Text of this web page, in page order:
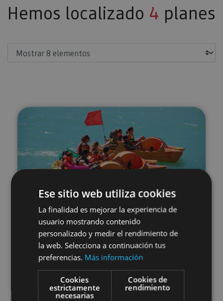
Hemos localizado 4 planes
Alquiler de piraguas e
02 ABR - 06 SEP
Alquiler de piraguas e
hidropedales
Embalse de Alloz, Alloz
Ese sitio web utiliza cookies
La finalidad es mejorar la experiencia de
usuario mostrando contenido
personalizado y medir el rendimiento de
la web. Selecciona a continuación tus
preferencias. Más información
Cookies
estrictamente
necesarias
Cookies de
rendimiento